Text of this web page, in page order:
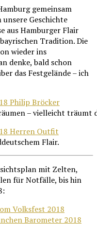
gemeinsam
Geschichte
aus Hamburger Flair
Tradition. Die
wieder ins
denke, bald schon
das Festgelände – ich
– vielleicht träumt
Flair.
mit Zelten,
für Notfälle, bis hin
Volksfest 2018
Barometer 2018